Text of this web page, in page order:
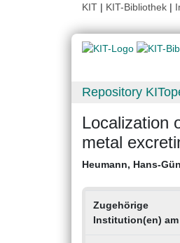
KIT | KIT-Bibliothek |
Repository
Localization
metal
Heumann, Hans-
Zugehörige
Institution(en) am